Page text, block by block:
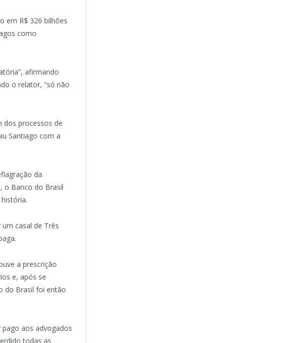
em R$ 326 bilhões
como
afirmando
o relator, “só não
dos processos de
Santiago com a
da
o Banco do Brasil
casal de Três
a prescrição
e, após se
do Brasil foi então
aos advogados
todas as